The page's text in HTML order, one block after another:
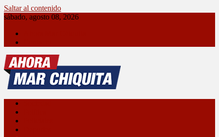
Saltar al contenido
sábado, agosto 08, 2026
Ahora Mar Chiquita